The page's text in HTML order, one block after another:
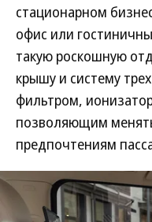
стационарном
офис или
такую роскошную
крышу и систему
фильтром,
позволяющим
предпочтениям